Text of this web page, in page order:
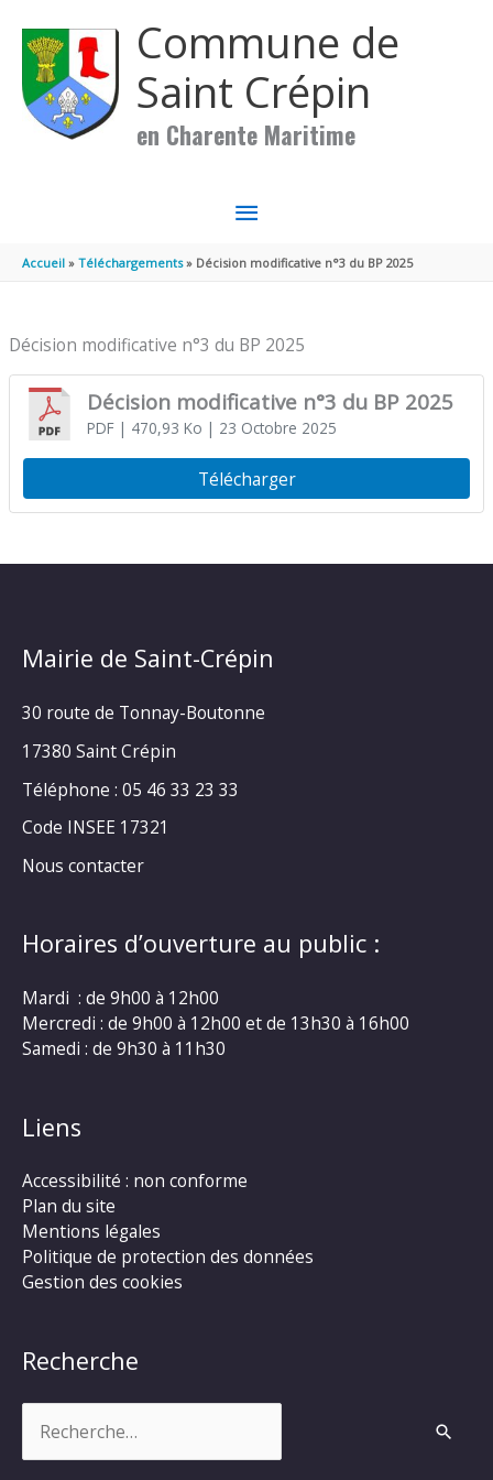
Commune de
Saint Crépin
en Charente Maritime
MENU
PRINCIPAL
Accueil Téléchargements Décision modificative n°3 du BP 2025
Décision modificative n°3 du BP 2025
Décision modificative n°3 du BP 2025
PDF| 470,93 Ko | 23 Octobre 2025
Télécharger
Mairie de Saint-Crépin
30 route de Tonnay-Boutonne
17380 Saint Crépin
Téléphone : 05 46 33 23 33
Code INSEE 17321
Nous contacter
Horaires d’ouverture au public :
Mardi : de 9h00 à 12h00
Mercredi : de 9h00 à 12h00 et de 13h30 à 16h00
Samedi : de 9h30 à 11h30
Liens
Accessibilité : non conforme
Plan du site
Mentions légales
Politique de protection des données
Gestion des cookies
Recherche